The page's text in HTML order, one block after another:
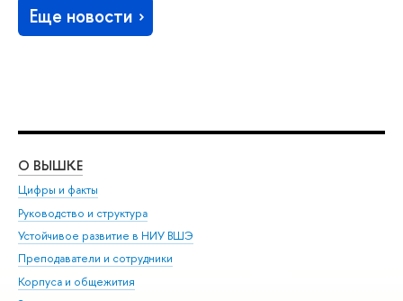
Еще новости
О ВЫШКЕ
Цифры и факты
Руководство и структура
Устойчивое развитие в НИУ ВШЭ
Преподаватели и сотрудники
Корпуса и общежития